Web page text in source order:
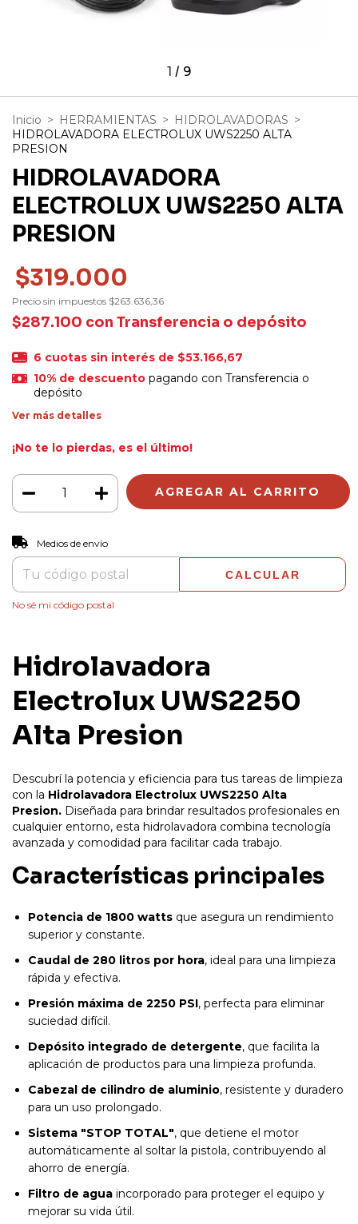
1 / 9
Inicio > HERRAMIENTAS > HIDROLAVADORAS >
HIDROLAVADORA ELECTROLUX UWS2250 ALTA
PRESION
HIDROLAVADORA
ELECTROLUX UWS2250 ALTA
PRESION
$319.000
Precio sin impuestos $263.636,36
$287.100 con Transferencia o depósito
6 cuotas sin interés de $53.166,67
10% de descuentopagando con Transferencia o
depósito
Ver más detalles
¡No te lo pierdas, es el último!
Entregas para el CP:
Medios de envío
CALCULAR
No sé mi código postal
Hidrolavadora
Electrolux UWS2250
Alta Presion
Descubrí la potencia y eficiencia para tus tareas de limpieza
con la Hidrolavadora Electrolux UWS2250 Alta
Presion. Diseñada para brindar resultados profesionales en
cualquier entorno, esta hidrolavadora combina tecnología
avanzada y comodidad para facilitar cada trabajo.
Características principales
Potencia de 1800 watts que asegura un rendimiento
superior y constante.
Caudal de 280 litros por hora, ideal para una limpieza
rápida y efectiva.
Presión máxima de 2250 PSI, perfecta para eliminar
suciedad difícil.
Depósito integrado de detergente, que facilita la
aplicación de productos para una limpieza profunda.
Cabezal de cilindro de aluminio, resistente y duradero
para un uso prolongado.
Sistema "STOP TOTAL", que detiene el motor
automáticamente al soltar la pistola, contribuyendo al
ahorro de energía.
Filtro de agua incorporado para proteger el equipo y
mejorar su vida útil.